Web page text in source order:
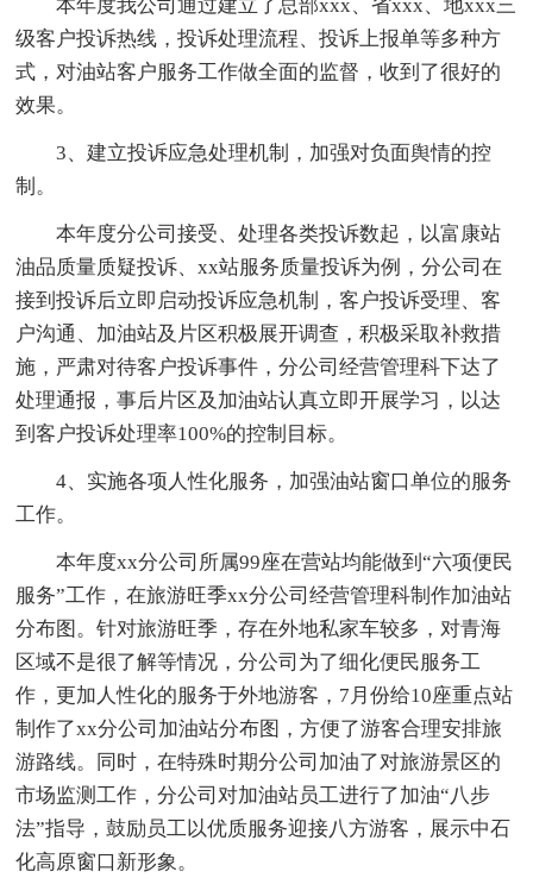
本年度我公司通过建立了总部xxx、省xxx、地xxx三
级客户投诉热线，投诉处理流程、投诉上报单等多种方
式，对油站客户服务工作做全面的监督，收到了很好的
效果。
3、建立投诉应急处理机制，加强对负面舆情的控
制。
本年度分公司接受、处理各类投诉数起，以富康站
油品质量质疑投诉、xx站服务质量投诉为例，分公司在
接到投诉后立即启动投诉应急机制，客户投诉受理、客
户沟通、加油站及片区积极展开调查，积极采取补救措
施，严肃对待客户投诉事件，分公司经营管理科下达了
处理通报，事后片区及加油站认真立即开展学习，以达
到客户投诉处理率100%的控制目标。
4、实施各项人性化服务，加强油站窗口单位的服务
工作。
本年度xx分公司所属99座在营站均能做到“六项便民
服务”工作，在旅游旺季xx分公司经营管理科制作加油站
分布图。针对旅游旺季，存在外地私家车较多，对青海
区域不是很了解等情况，分公司为了细化便民服务工
作，更加人性化的服务于外地游客，7月份给10座重点站
制作了xx分公司加油站分布图，方便了游客合理安排旅
游路线。同时，在特殊时期分公司加油了对旅游景区的
市场监测工作，分公司对加油站员工进行了加油“八步
法”指导，鼓励员工以优质服务迎接八方游客，展示中石
化高原窗口新形象。